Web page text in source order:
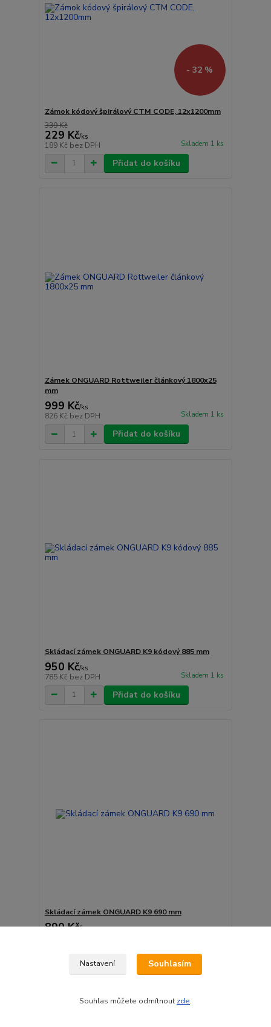
- 32 %
Zámok kódový špirálový CTM CODE, 12x1200mm
339 Kč
229 Kč/ks
189 Kč bez DPH Skladem 1 ks
Přidat do košíku
Zámek ONGUARD Rottweiler článkový 1800x25
mm
999 Kč/ks
826 Kč bez DPH Skladem 1 ks
Přidat do košíku
Skládací zámek ONGUARD K9 kódový 885 mm
950 Kč/ks
785 Kč bez DPH Skladem 1 ks
Přidat do košíku
Skládací zámek ONGUARD K9 690 mm
890 Kč/ks
Přidat do košíku
Nastavení Souhlasím
Souhlas můžete odmítnout zde.